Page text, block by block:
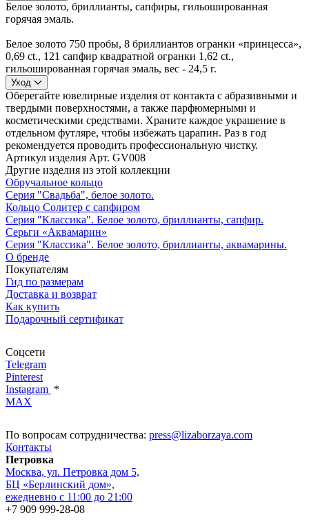
Белое золото, бриллианты, сапфиры, гильошированная
горячая эмаль.
Белое золото 750 пробы, 8 бриллиантов огранки «принцесса»,
0,69 ct., 121 сапфир квадратной огранки 1,62 ct.,
гильошированная горячая эмаль, вес - 24,5 г.
Уход
Оберегайте ювелирные изделия от контакта с абразивными и
твердыми поверхностями, а также парфюмерными и
косметическими средствами. Храните каждое украшение в
отдельном футляре, чтобы избежать царапин. Раз в год
рекомендуется проводить профессиональную чистку.
Артикул изделия Арт. GV008
Другие изделия из этой коллекции
Обручальное кольцо
Серия "Свадьба", белое золото.
Кольцо Солитер с сапфиром
Серия "Классика". Белое золото, бриллианты, сапфир.
Серьги «Аквамарин»
Серия "Классика". Белое золото, бриллианты, аквамарины.
О бренде
Покупателям
Гид по размерам
Доставка и возврат
Как купить
Подарочный сертификат
Соцсети
Telegram
Pinterest
Instagram *
MAX
По вопросам сотрудничества: press@lizaborzaya.com
Контакты
Петровка
Москва, ул. Петровка дом 5,
БЦ «Берлинский дом»,
ежедневно с 11:00 до 21:00
+7 909 999-28-08